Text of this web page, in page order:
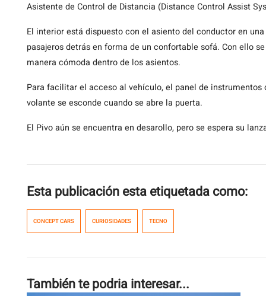
Asistente de Control de Distancia (Distance Control Assist
El interior está dispuesto con el asiento del conductor en
pasajeros detrás en forma de un confortable sofá. Con ello
manera cómoda dentro de los asientos.
Para facilitar el acceso al vehículo, el panel de
volante se esconde cuando se abre la puerta.
El Pivo aún se encuentra en desarollo, pero se espera su
Esta publicación esta etiquetada como:
CONCEPT CARS CURIOSIDADES TECNO
También te podria interesar...